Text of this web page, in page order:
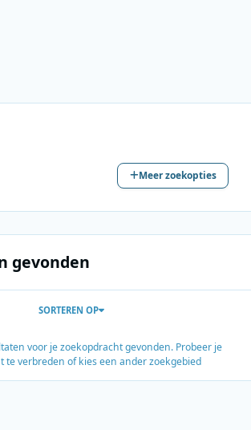
Meer zoekopties
gevonden
SORTEREN OP
voor je zoekopdracht gevonden. Probeer je
te verbreden of kies een ander zoekgebied